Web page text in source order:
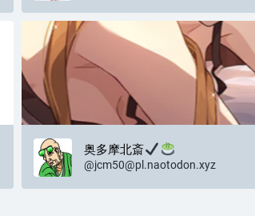
奥多摩北斎
@jcm50@pl.naotodon.xyz